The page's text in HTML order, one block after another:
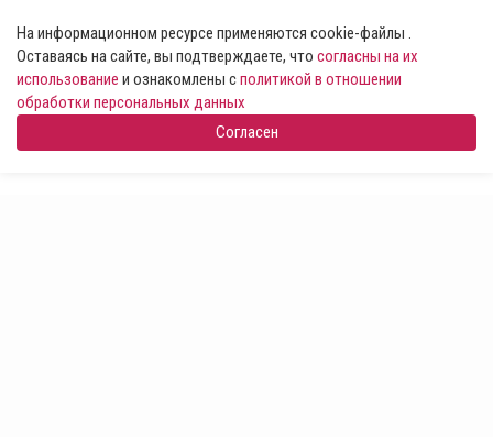
На информационном ресурсе применяются cookie-файлы .
Оставаясь на сайте, вы подтверждаете, что согласны на их
использование и ознакомлены сполитикой в отношении
обработки персональных данных
Согласен